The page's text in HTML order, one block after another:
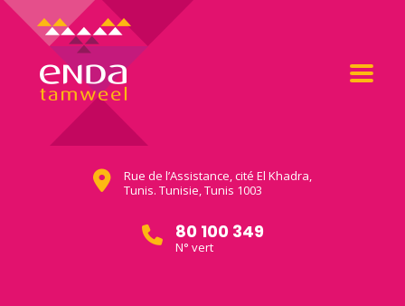
Rue de l’Assistance, cité El Khadra,
Tunis. Tunisie, Tunis 1003
80 100 349
N° vert